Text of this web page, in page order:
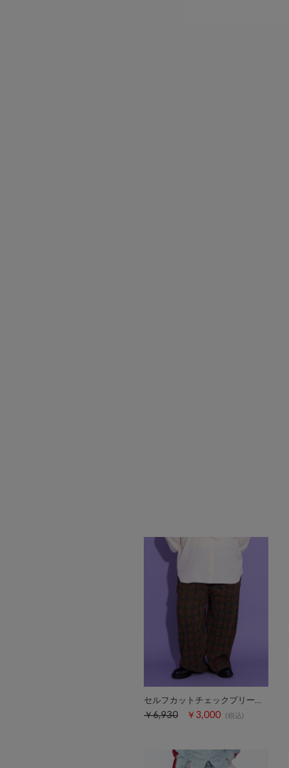
セルフカットチェックプリーツパンツ
￥6,930 ￥3,000 (税込)